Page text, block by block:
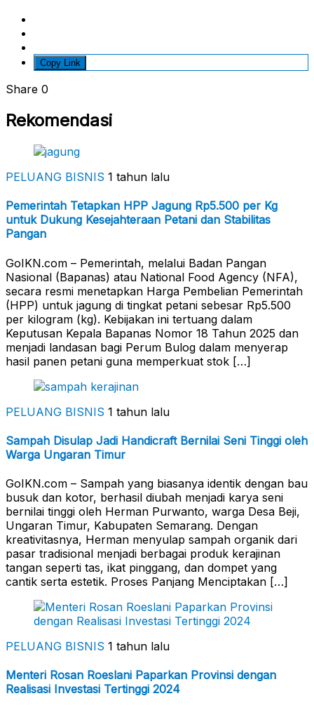
Copy Link
Share 0
Rekomendasi
PELUANG BISNIS 1 tahun lalu
Pemerintah Tetapkan HPP Jagung Rp5.500 per Kg
untuk Dukung Kesejahteraan Petani dan Stabilitas
Pangan
GoIKN.com – Pemerintah, melalui Badan Pangan
Nasional (Bapanas) atau National Food Agency (NFA),
secara resmi menetapkan Harga Pembelian Pemerintah
(HPP) untuk jagung di tingkat petani sebesar Rp5.500
per kilogram (kg). Kebijakan ini tertuang dalam
Keputusan Kepala Bapanas Nomor 18 Tahun 2025 dan
menjadi landasan bagi Perum Bulog dalam menyerap
hasil panen petani guna memperkuat stok […]
PELUANG BISNIS 1 tahun lalu
Sampah Disulap Jadi Handicraft Bernilai Seni Tinggi oleh
Warga Ungaran Timur
GoIKN.com – Sampah yang biasanya identik dengan bau
busuk dan kotor, berhasil diubah menjadi karya seni
bernilai tinggi oleh Herman Purwanto, warga Desa Beji,
Ungaran Timur, Kabupaten Semarang. Dengan
kreativitasnya, Herman menyulap sampah organik dari
pasar tradisional menjadi berbagai produk kerajinan
tangan seperti tas, ikat pinggang, dan dompet yang
cantik serta estetik. Proses Panjang Menciptakan […]
PELUANG BISNIS 1 tahun lalu
Menteri Rosan Roeslani Paparkan Provinsi dengan
Realisasi Investasi Tertinggi 2024